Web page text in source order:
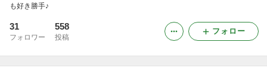
も好き勝手♪
31
フォロワー
558
投稿
フォロー